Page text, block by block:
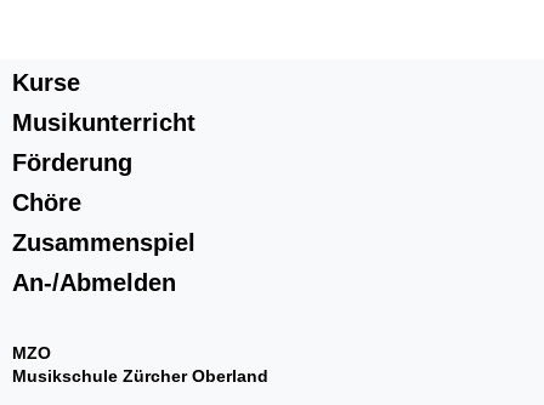
An-/Abmelden
Kurse
Musikunterricht
Förderung
Chöre
Zusammenspiel
An-/Abmelden
MZO
Musikschule Zürcher Oberland